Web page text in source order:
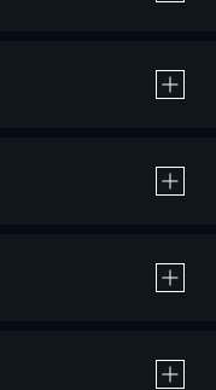
る作品の購入 / レンタルです。